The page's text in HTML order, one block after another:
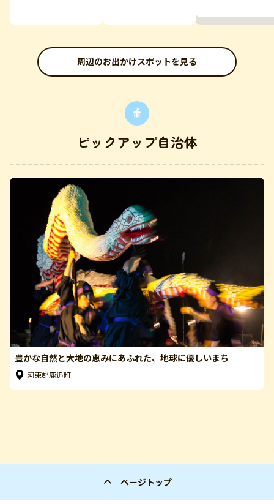
周辺のお出かけスポットを見る
ピックアップ自治体
豊かな自然と大地の恵みにあふれた、地球に優しいまち
河東郡鹿追町
ページトップ